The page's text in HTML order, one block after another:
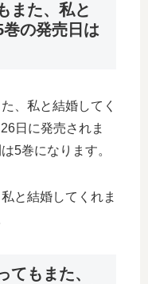
また、私と
の発売日は
、私と結婚してく
日に発売されま
5巻になります。
と結婚してくれま
てもまた、